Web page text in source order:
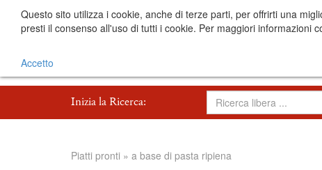
Inizia la Ricerca:
Piatti pronti » a base di pasta ripiena
Questo sito utilizza i cookie, anche di terze parti, per offrirti una
presti il consenso all'uso di tutti i cookie. Per maggiori informazioni
Accetto